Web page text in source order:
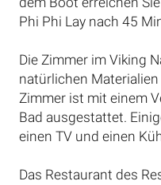
Phi Phi Lay nach 45
Die Zimmer im Viking
natürlichen
Zimmer ist mit einem
Bad ausgestattet.
einen TV und einen
Das Restaurant des